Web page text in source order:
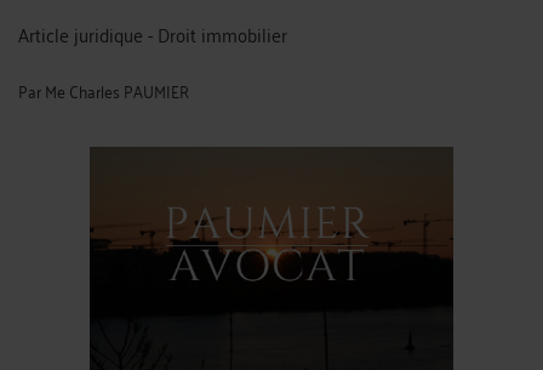
Article juridique - Droit immobilier
ParMe Charles PAUMIER